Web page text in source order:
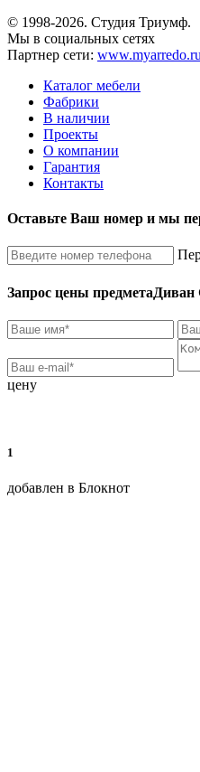
© 1998-2026. Студия Триумф.
Мы в социальных сетях
Партнер сети: www.myarredo.ru
Каталог мебели
Фабрики
В наличии
Проекты
О компании
Гарантия
Контакты
Оставьте Ваш номер и мы
Запрос цены предметаДиван
цену
1
добавлен в Блокнот